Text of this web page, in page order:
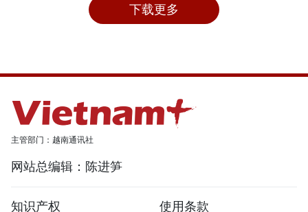
下载更多
主管部门：越南通讯社
网站总编辑：陈进笋
知识产权 使用条款